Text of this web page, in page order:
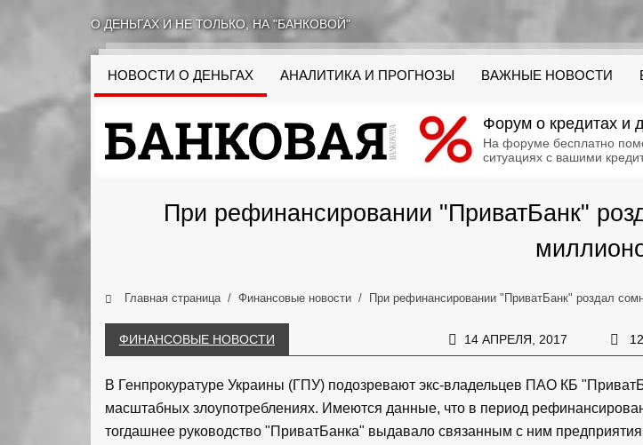
О ДЕНЬГАХ И НЕ ТОЛЬКО, НА "БАНКОВОЙ"
НОВОСТИ О ДЕНЬГАХ АНАЛИТИКА И ПРОГНОЗЫ ВАЖНЫЕ НОВОСТИ
Форум о кредитах и
На форуме бесплатно
ситуациях с вашими
При рефинансировании "ПриватБанк"
Главная страница Финансовые новости При рефинансировании "ПриватБанк" роздал
ФИНАНСОВЫЕ НОВОСТИ 14 АПРЕЛЯ, 2017
В Генпрокуратуре Украины (ГПУ) подозревают экс-владельцев ПАО КБ
масштабных злоупотреблениях. Имеются данные, что в период
тогдашнее руководство "ПриватБанка" выдавало связанным с ним